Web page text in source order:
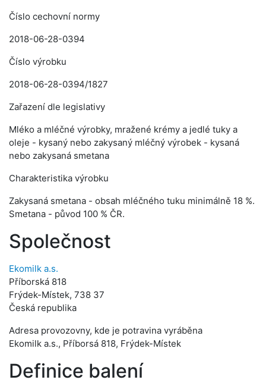
Číslo cechovní normy
2018-06-28-0394
Číslo výrobku
2018-06-28-0394/1827
Zařazení dle legislativy
Mléko a mléčné výrobky, mražené krémy a jedlé tuky a
oleje - kysaný nebo zakysaný mléčný výrobek - kysaná
nebo zakysaná smetana
Charakteristika výrobku
Zakysaná smetana - obsah mléčného tuku minimálně 18 %.
Smetana - původ 100 % ČR.
Společnost
Ekomilk a.s.
Příborská 818
Frýdek-Místek, 738 37
Česká republika
Adresa provozovny, kde je potravina vyráběna
Ekomilk a.s., Příborsá 818, Frýdek-Místek
Definice balení